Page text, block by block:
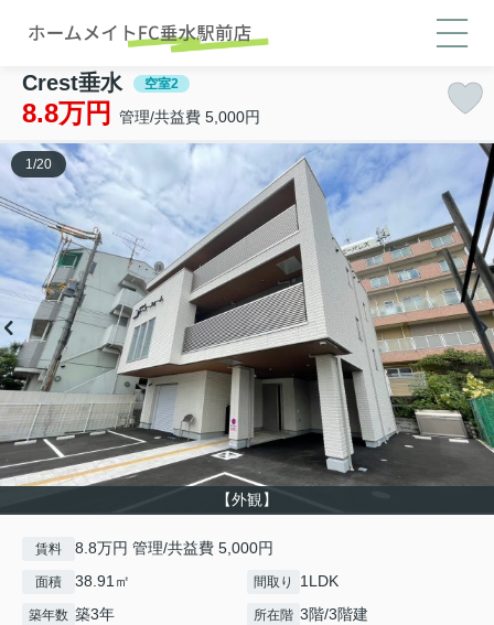
Crest垂水 空室2
8.8万円 管理/共益費 5,000円
【外観】
1/20
賃料 8.8万円 管理/共益費 5,000円
面積 38.91㎡ 間取り 1LDK
築年数 築3年 所在階 3階/3階建